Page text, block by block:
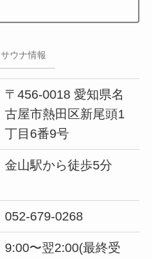
サウナ情報
〒456-0018 愛知県名
古屋市熱田区新尾頭1
丁目6番9号
金山駅から徒歩5分
052-679-0268
9:00〜翌2:00(最終受